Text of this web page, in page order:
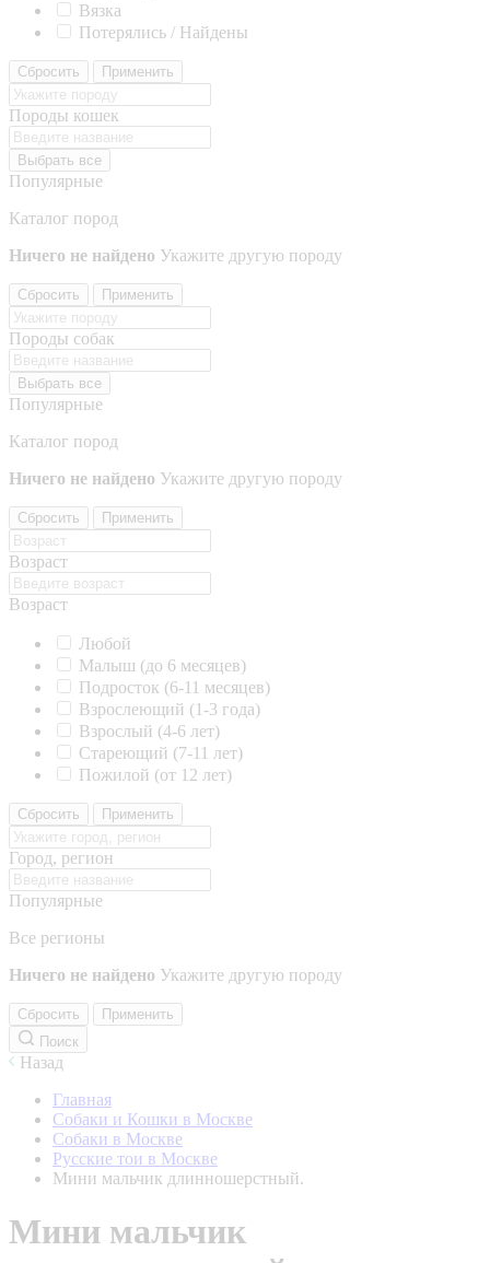
Вязка
Потерялись / Найдены
Сбросить Применить
Породы кошек
Выбрать все
Популярные
Каталог пород
Ничего не найдено Укажите другую породу
Сбросить Применить
Породы собак
Выбрать все
Популярные
Каталог пород
Ничего не найдено Укажите другую породу
Сбросить Применить
Возраст
Возраст
Любой
Малыш (до 6 месяцев)
Подросток (6-11 месяцев)
Взрослеющий (1-3 года)
Взрослый (4-6 лет)
Стареющий (7-11 лет)
Пожилой (от 12 лет)
Сбросить Применить
Город, регион
Популярные
Все регионы
Ничего не найдено Укажите другую породу
Сбросить
Применить
Поиск
Назад
Главная
Собаки и Кошки в Москве
Собаки в Москве
Русские тои в Москве
Мини мальчик длинношерстный.
Мини мальчик